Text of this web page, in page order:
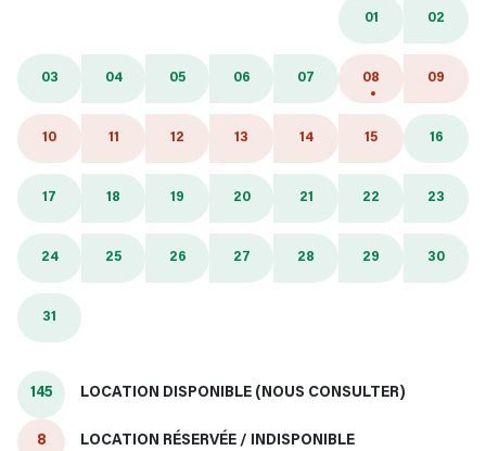
01 02
03 04 05 06 07 08 09
10 11 12 13 14 15 16
17 18 19 20 21 22 23
24 25 26 27 28 29 30
31
145 LOCATION DISPONIBLE (NOUS CONSULTER)
8 LOCATION RÉSERVÉE / INDISPONIBLE